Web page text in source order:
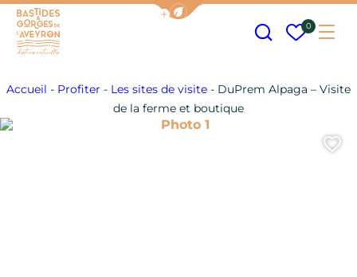
Afficher la barre de navigation
Mes
0
Accueil - Profiter - Les sites de visite - DuPrem Alpaga – Visite
de la ferme et boutique
Photo 1